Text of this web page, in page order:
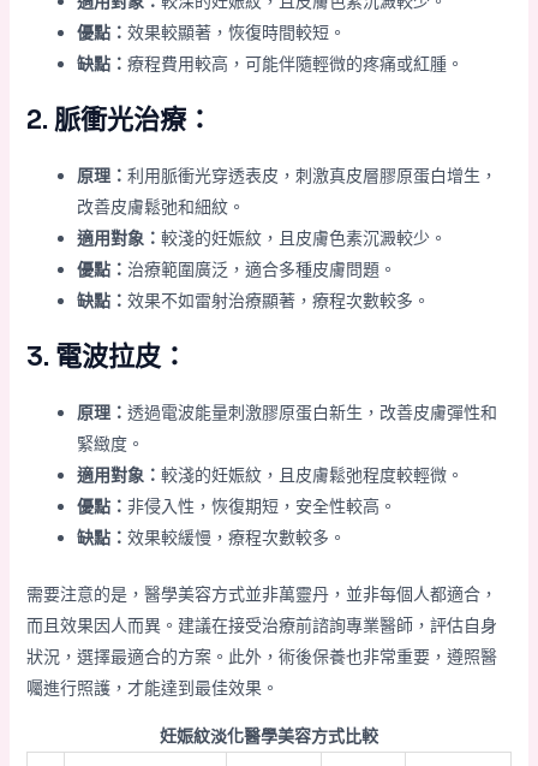
優點： 效果較顯著，恢復時間較短。
缺點： 療程費用較高，可能伴隨輕微的疼痛或紅腫。
2. 脈衝光治療：
原理： 利用脈衝光穿透表皮，刺激真皮層膠原蛋白增生，
改善皮膚鬆弛和細紋。
適用對象： 較淺的妊娠紋，且皮膚色素沉澱較少。
優點： 治療範圍廣泛，適合多種皮膚問題。
缺點： 效果不如雷射治療顯著，療程次數較多。
3. 電波拉皮：
原理： 透過電波能量刺激膠原蛋白新生，改善皮膚彈性和
緊緻度。
適用對象： 較淺的妊娠紋，且皮膚鬆弛程度較輕微。
優點： 非侵入性，恢復期短，安全性較高。
缺點： 效果較緩慢，療程次數較多。
需要注意的是，醫學美容方式並非萬靈丹，並非每個人都適合，
而且效果因人而異。建議在接受治療前諮詢專業醫師，評估自身
狀況，選擇最適合的方案。此外，術後保養也非常重要，遵照醫
囑進行照護，才能達到最佳效果。
妊娠紋淡化醫學美容方式比較